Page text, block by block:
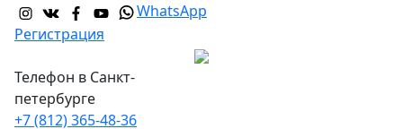
WhatsApp
Регистрация
Телефон в Санкт-
петербурге
+7 (812) 365-48-36